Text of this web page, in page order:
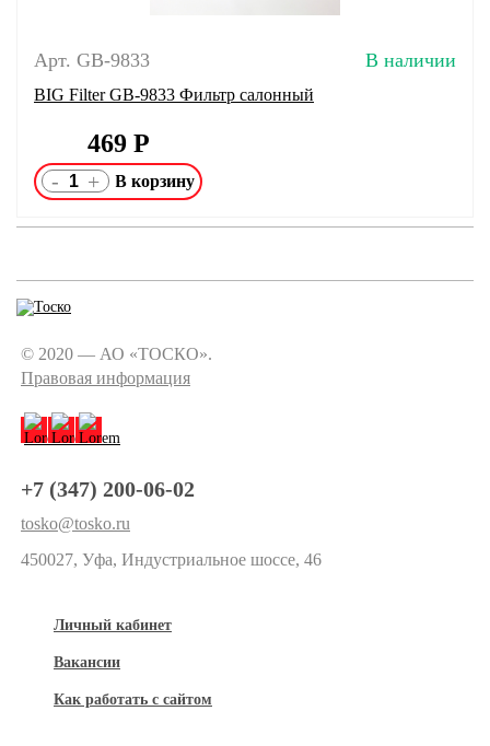
Арт. GB-9833 В наличии
BIG Filter GB-9833 Фильтр салонный
469 Р
- +
© 2020 — АО «ТОСКО».
Правовая информация
+7 (347) 200-06-02
tosko@tosko.ru
450027, Уфа, Индустриальное шоссе, 46
Личный кабинет
Вакансии
Как работать с сайтом